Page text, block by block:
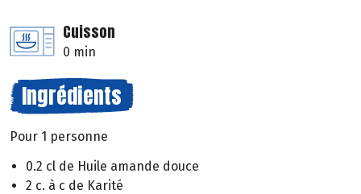
Cuisson
0 min
Ingrédients
Pour 1 personne
0.2 cl de Huile amande douce
2 c. à c de Karité